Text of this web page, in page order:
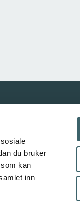
du bruker
kan
inn